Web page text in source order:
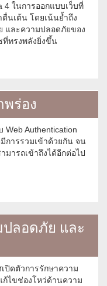
4 ในการออกแบบเว็บที่
นเต้น โดยเน้นย้ำถึง
และความปลอดภัยของ
ที่ทรงพลังยิ่งขึ้น
พร่อง
Authentication
การรวมเข้าด้วยกัน จน
มารถเข้าถึงได้อีกต่อไป
ปลอดภัย และ
ปิดตัวการรักษาความ
ไขช่องโหว่ด้านความ